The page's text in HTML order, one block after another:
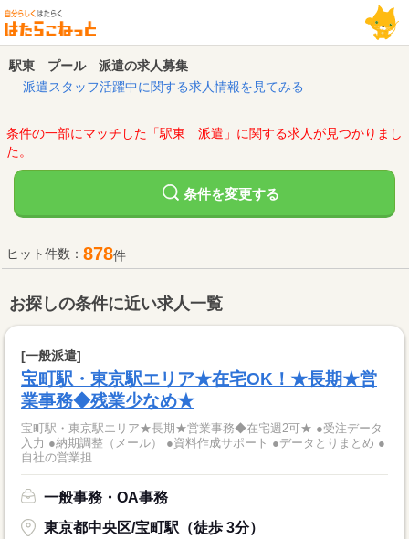
駅東 プール 派遣の求人募集
派遣スタッフ活躍中に関する求人情報を見てみる
条件の一部にマッチした「駅東 派遣」に関する求人が見つかりまし
た。
条件を変更する
ヒット件数： 878件
お探しの条件に近い求人一覧
[一般派遣]
宝町駅・東京駅エリア★在宅OK！★長期★営
業事務◆残業少なめ★
宝町駅・東京駅エリア★長期★営業事務◆在宅週2可★ ●受注データ
入力 ●納期調整（メール） ●資料作成サポート ●データとりまとめ ●
自社の営業担...
一般事務・OA事務
東京都中央区/宝町駅（徒歩 3分）